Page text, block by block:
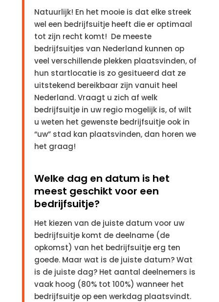
Natuurlijk! En het mooie is dat elke streek
wel een bedrijfsuitje heeft die er optimaal
tot zijn recht komt! De meeste
bedrijfsuitjes van Nederland kunnen op
veel verschillende plekken plaatsvinden, of
hun startlocatie is zo gesitueerd dat ze
uitstekend bereikbaar zijn vanuit heel
Nederland. Vraagt u zich af welk
bedrijfsuitje in uw regio mogelijk is, of wilt
u weten het gewenste bedrijfsuitje ook in
“uw” stad kan plaatsvinden, dan horen we
het graag!
Welke dag en datum is het
meest geschikt voor een
bedrijfsuitje?
Het kiezen van de juiste datum voor uw
bedrijfsuitje komt de deelname (de
opkomst) van het bedrijfsuitje erg ten
goede. Maar wat is de juiste datum? Wat
is de juiste dag? Het aantal deelnemers is
vaak hoog (80% tot 100%) wanneer het
bedrijfsuitje op een werkdag plaatsvindt.